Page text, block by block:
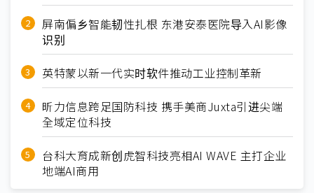
屏南偏乡智能韧性扎根 东港安泰医院导入AI影像
识别
英特蒙以新一代实时软件推动工业控制革新
昕力信息跨足国防科技 携手美商Juxta引进尖端
全域定位科技
台科大育成新创虎智科技亮相AI WAVE 主打企业
地端AI商用